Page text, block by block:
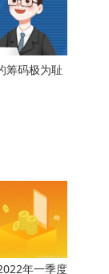
筹码极为耻
年一季度